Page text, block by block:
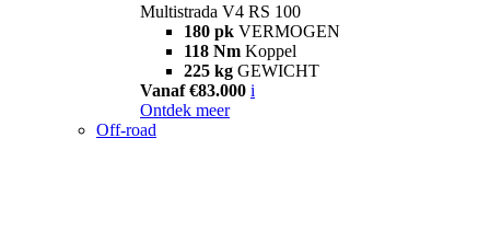
Multistrada V4 RS 100
180 pk VERMOGEN
118 Nm Koppel
225 kg GEWICHT
Vanaf €83.000 i
Ontdek meer
Off-road